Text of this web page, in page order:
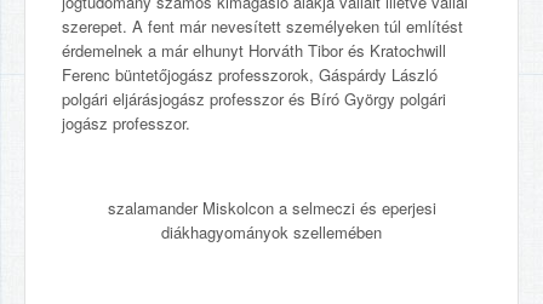
szerepet. A fent már nevesített személyeken túl említést
érdemelnek a már elhunyt Horváth Tibor és Kratochwill
Ferenc büntetőjogász professzorok, Gáspárdy László
polgári eljárásjogász professzor és Bíró György polgári
jogász professzor.
szalamander Miskolcon a selmeczi és eperjesi
diákhagyományok szellemében